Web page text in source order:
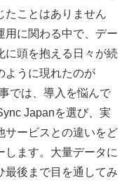
ことはありません
用に関わる中で、デー
に頭を抱える日々が続
ように現れたのが
では、導入を悩んで
Japanを選び、実
サービスとの違いをど
します。大量データに
後まで目を通してみ